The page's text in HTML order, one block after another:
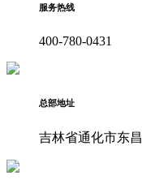
服务热线
400-780-0431
总部地址
吉林省通化市东